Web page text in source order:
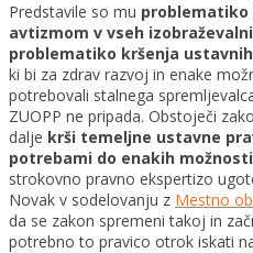
Predstavile so mu problematiko
avtizmom v vseh
problematiko kršenja
ki bi za zdrav razvoj in enake
potrebovali stalnega
ZUOPP ne pripada. Obstoječi
dalje krši temeljne ustavne
potrebami do enakih
strokovno pravno ekspertizo
Novak v sodelovanju z Mestno
da se zakon spremeni takoj in
potrebno to pravico otrok iskati